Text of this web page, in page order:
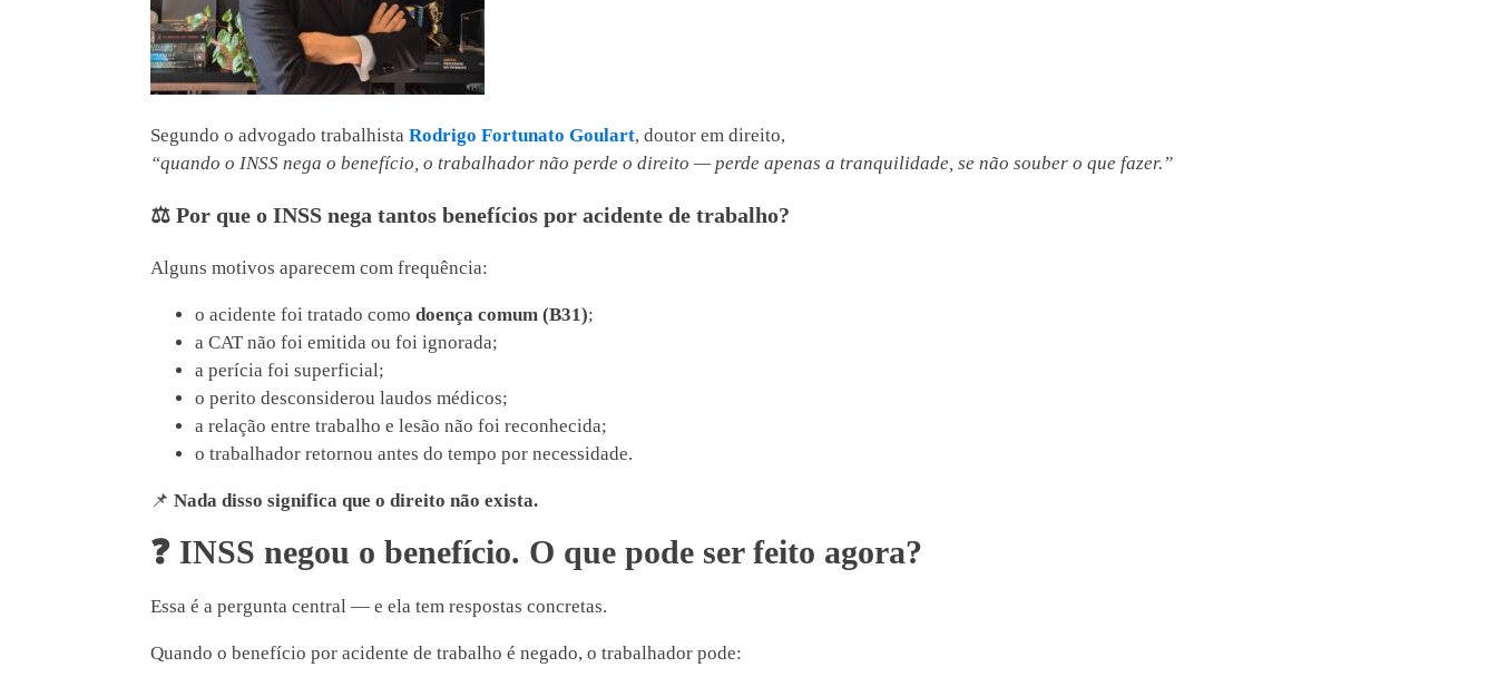
Segundo o advogado trabalhista Rodrigo Fortunato Goulart, doutor em direito,
“quando o INSS nega o benefício, o trabalhador não perde o direito — perde apenas a tranquilidade, se não souber o que fazer.”
⚖️Por que o INSS nega tantos benefícios por acidente de trabalho?
Alguns motivos aparecem com frequência:
o acidente foi tratado como doença comum (B31);
a CAT não foi emitida ou foi ignorada;
a perícia foi superficial;
o perito desconsiderou laudos médicos;
a relação entre trabalho e lesão não foi reconhecida;
o trabalhador retornou antes do tempo por necessidade.
📌 Nada disso significa que o direito não exista.
❓INSS negou o benefício. O que pode ser feito agora?
Essa é a pergunta central — e ela tem respostas concretas.
Quando o benefício por acidente de trabalho é negado, o trabalhador pode: